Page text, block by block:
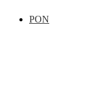
PON